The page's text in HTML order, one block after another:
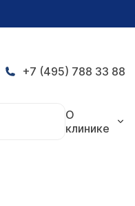
+7 (495) 788 33 88
О
клинике